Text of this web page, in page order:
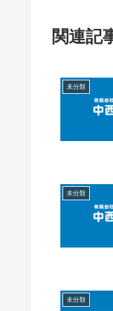
関連記
未分類
未分類
未分類